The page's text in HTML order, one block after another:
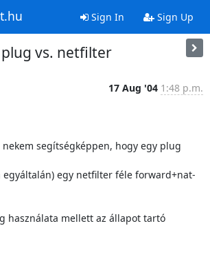
Sign In Sign Up
plug vs. netfilter
17 Aug '04 1:48 p.m.
segítségképpen, hogy egy plug
egyáltalán) egy netfilter féle forward+nat-
használata mellett az állapot tartó